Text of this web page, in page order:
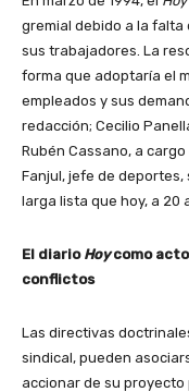
gremial debido a la
sus trabajadores. La
forma que adoptaría el
empleados y sus
redacción; Cecilio
Rubén Cassano, a
Fanjul, jefe de
larga lista que hoy, a 20
El diario Hoycomo
conflictos
Las directivas
sindical, pueden
accionar de su